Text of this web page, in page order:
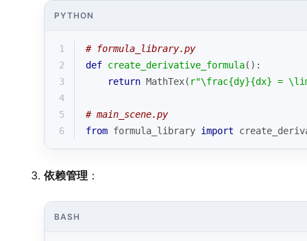
PYTHON
1
# formula_library.py
2
def create_derivative_formula():
3
return MathTex( r"\frac{dy}{dx} =
4
5
# main_scene.py
6
from formula_library import
依赖管理 ：
BASH